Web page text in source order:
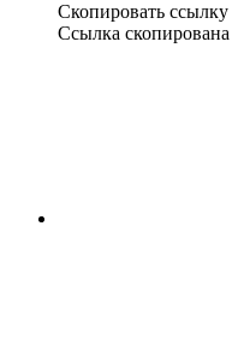
Скопировать ссылку
Ссылка скопирована